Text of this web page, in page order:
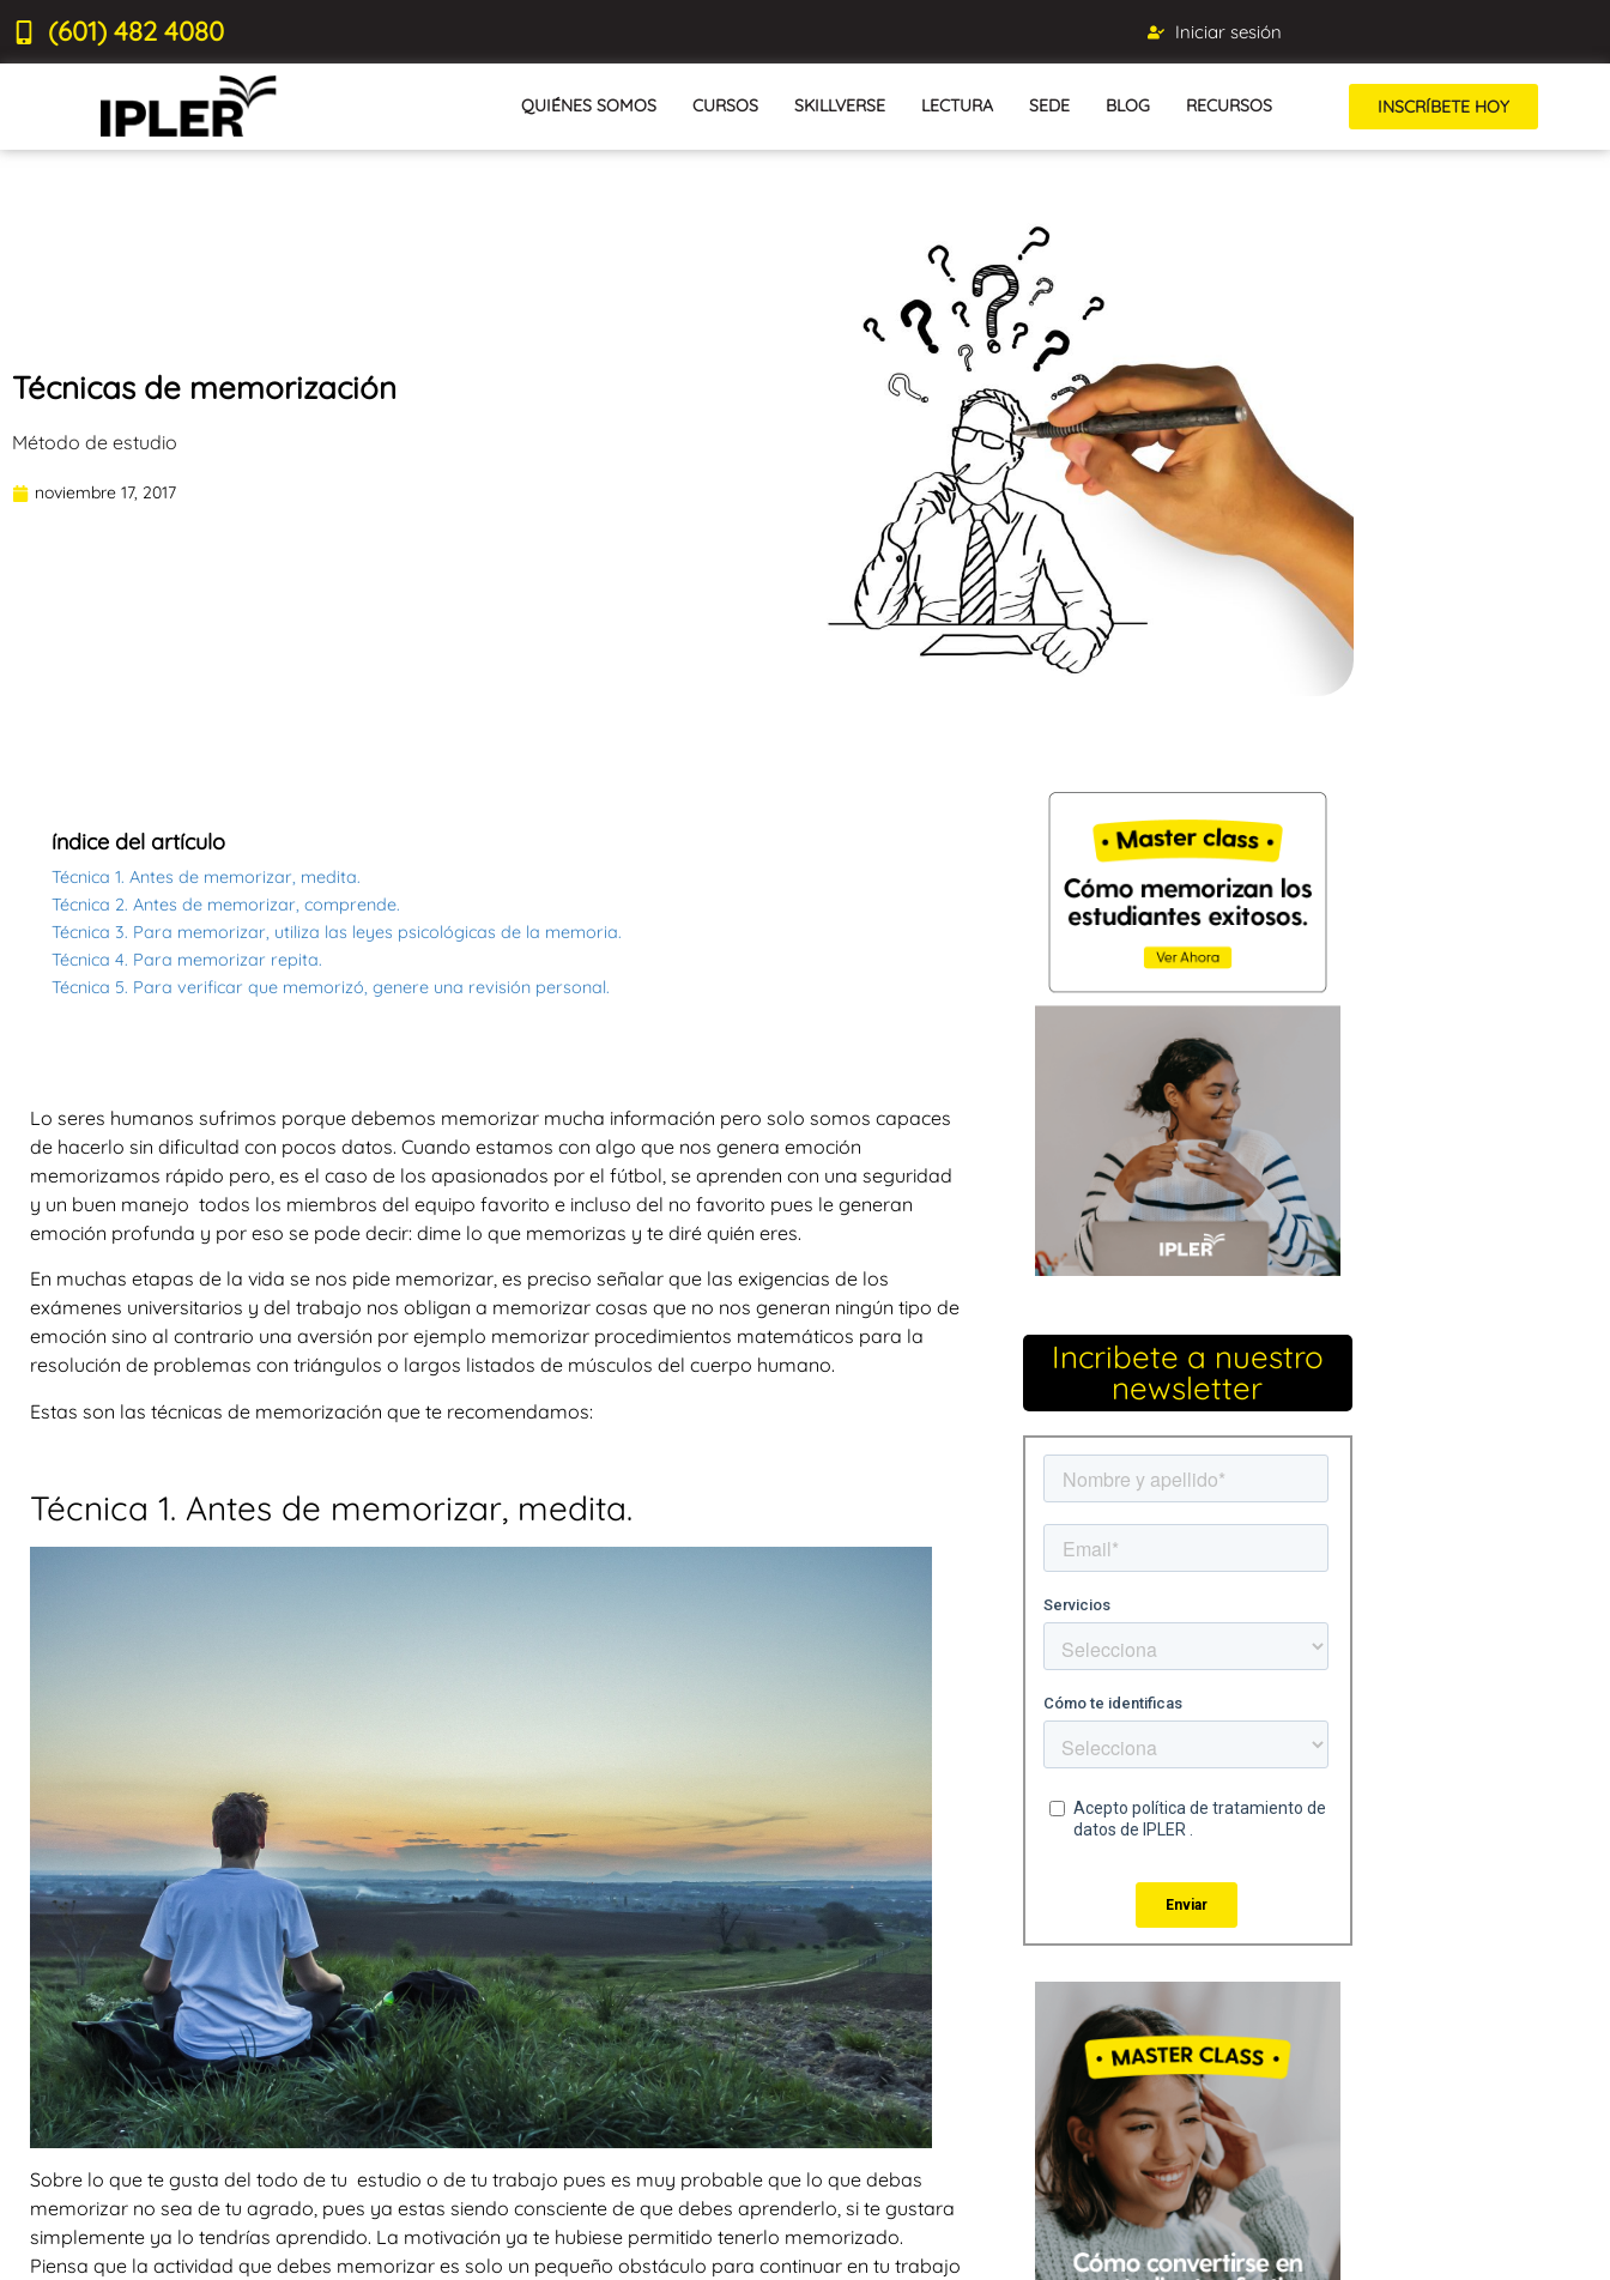
(601) 482 4080 Iniciar sesión
QUIÉNES SOMOS CURSOS SKILLVERSE LECTURA SEDE BLOG RECURSOS INSCRÍBETE HOY
Técnicas de memorización
Método de estudio
noviembre 17, 2017
índice del artículo
Técnica 1. Antes de memorizar, medita.
Técnica 2. Antes de memorizar, comprende.
Técnica 3. Para memorizar, utiliza las leyes psicológicas de la memoria.
Técnica 4. Para memorizar repita.
Técnica 5. Para verificar que memorizó, genere una revisión personal.
Lo seres humanos sufrimos porque debemos memorizar mucha información pero solo somos capaces
de hacerlo sin dificultad con pocos datos. Cuando estamos con algo que nos genera emoción
memorizamos rápido pero, es el caso de los apasionados por el fútbol, se aprenden con una seguridad
y un buen manejo todos los miembros del equipo favorito e incluso del no favorito pues le generan
emoción profunda y por eso se pode decir: dime lo que memorizas y te diré quién eres.
En muchas etapas de la vida se nos pide memorizar, es preciso señalar que las exigencias de los
exámenes universitarios y del trabajo nos obligan a memorizar cosas que no nos generan ningún tipo de
emoción sino al contrario una aversión por ejemplo memorizar procedimientos matemáticos para la
resolución de problemas con triángulos o largos listados de músculos del cuerpo humano.
Estas son las técnicas de memorización que te recomendamos:
Técnica 1. Antes de memorizar, medita.
Sobre lo que te gusta del todo de tu estudio o de tu trabajo pues es muy probable que lo que debas
memorizar no sea de tu agrado, pues ya estas siendo consciente de que debes aprenderlo, si te gustara
simplemente ya lo tendrías aprendido. La motivación ya te hubiese permitido tenerlo memorizado.
Piensa que la actividad que debes memorizar es solo un pequeño obstáculo para continuar en tu trabajo
Incribete a nuestro
newsletter